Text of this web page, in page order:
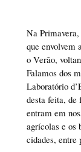
Na
que envolvem
o Verão,
Falamos dos
Laboratório
desta feita, de
entram em
agrícolas e os
cidades, entre